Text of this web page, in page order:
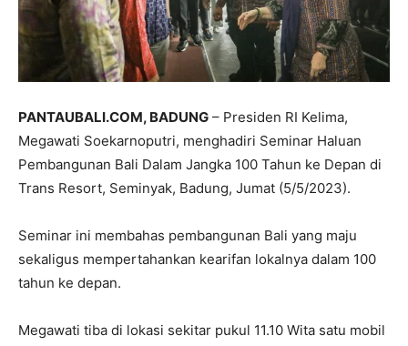
PANTAUBALI.COM, BADUNG – Presiden RI Kelima,
Megawati Soekarnoputri, menghadiri Seminar Haluan
Pembangunan Bali Dalam Jangka 100 Tahun ke Depan di
Trans Resort, Seminyak, Badung, Jumat (5/5/2023).
Seminar ini membahas pembangunan Bali yang maju
sekaligus mempertahankan kearifan lokalnya dalam 100
tahun ke depan.
Megawati tiba di lokasi sekitar pukul 11.10 Wita satu mobil